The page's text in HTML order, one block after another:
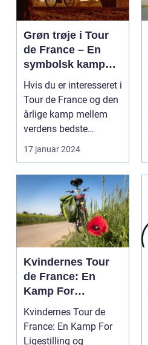
Grøn trøje i Tour
de France – En
symbolsk kamp
om point
Hvis du er interesseret i
Tour de France og den
årlige kamp mellem
verdens bedste
cykelryttere, har ...
17 januar 2024
Kvindernes Tour
de France: En
Kamp For
Ligestilling og
Anerkendelse
Kvindernes Tour de
France: En Kamp For
Ligestilling og